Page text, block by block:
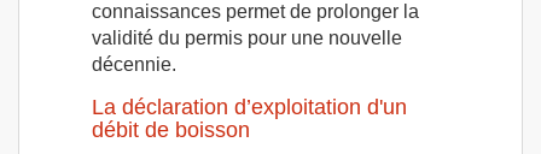
connaissances permet de prolonger la
validité du permis pour une nouvelle
décennie.
La déclaration d’exploitation d'un
débit de boisson